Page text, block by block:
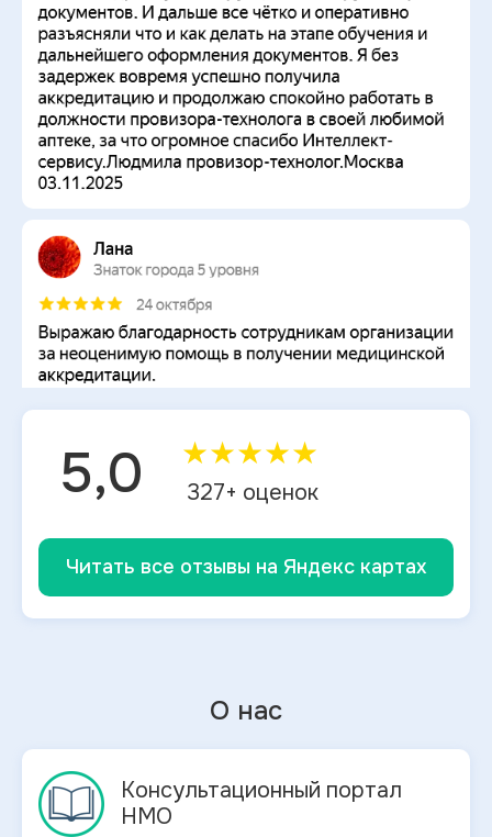
5,0 ★★★★★
327+ оценок
Читать все отзывы на Яндекс картах
О нас
Консультационный портал
НМО